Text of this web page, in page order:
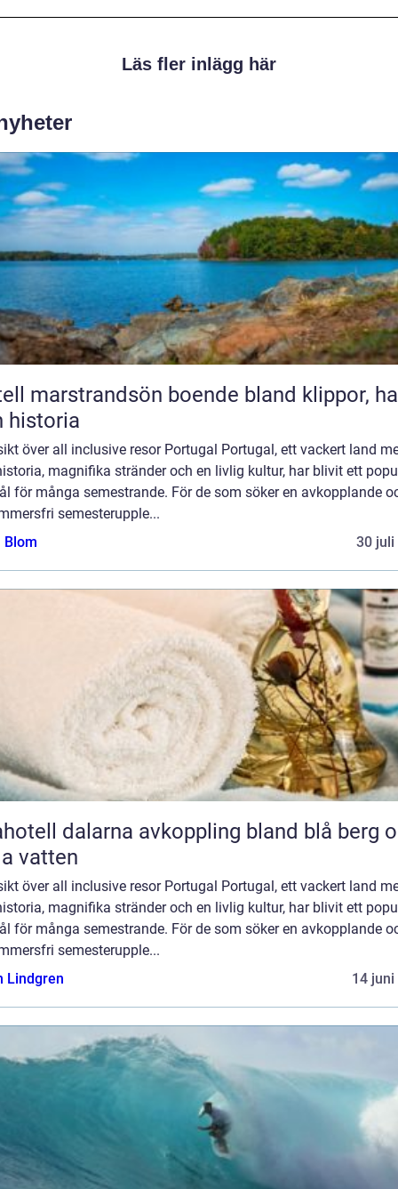
Läs fler inlägg här
boende bland klippor, hav
historia
över all inclusive resor Portugal Portugal, ett vackert land
magnifika stränder och en livlig kultur, har blivit ett
för många semestrande. För de som söker en avkopplande
semesterupple...
Blom
30 juli
avkoppling bland blå berg och
vatten
över all inclusive resor Portugal Portugal, ett vackert land
magnifika stränder och en livlig kultur, har blivit ett
för många semestrande. För de som söker en avkopplande
semesterupple...
Lindgren
14 juni